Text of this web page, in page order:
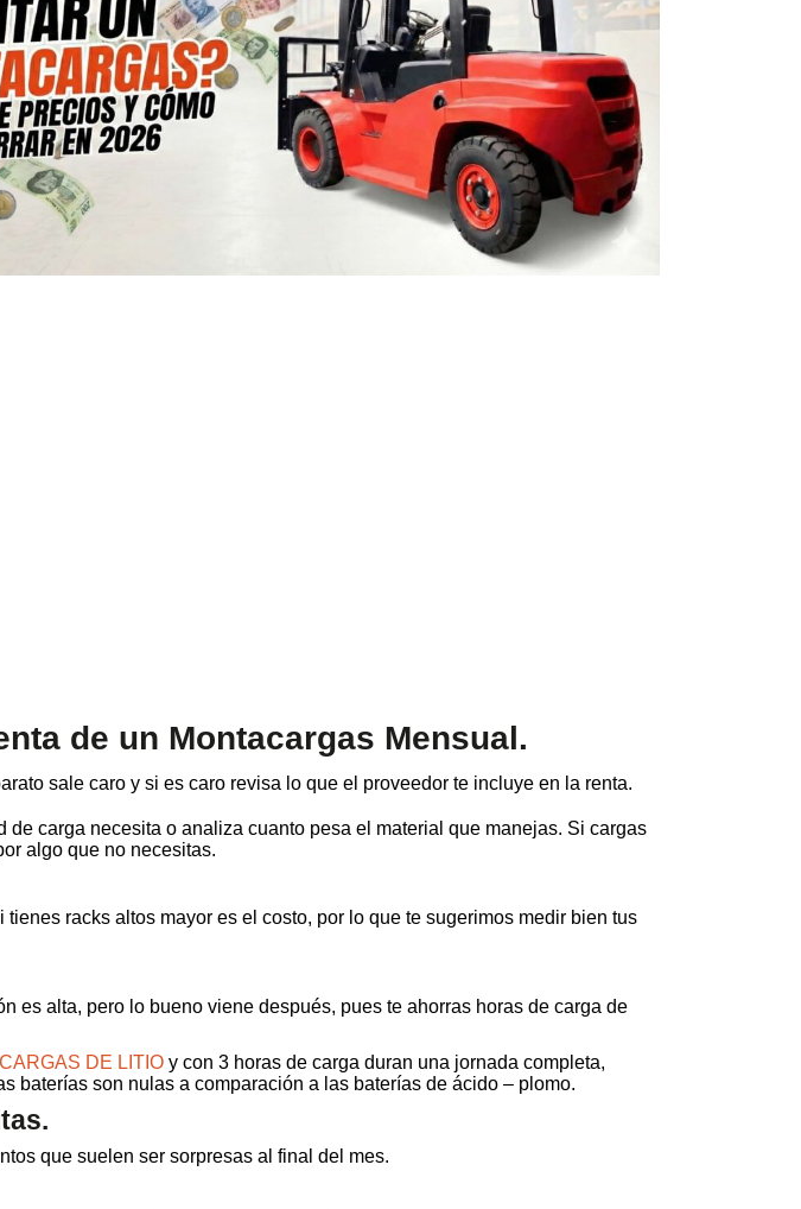
de un Montacargas Mensual.
sale caro y si es caro revisa lo que el proveedor te incluye en la renta.
carga necesita o analiza cuanto pesa el material que manejas. Si cargas
algo que no necesitas.
racks altos mayor es el costo, por lo que te sugerimos medir bien tus
es alta, pero lo bueno viene después, pues te ahorras horas de carga de
DE LITIO y con 3 horas de carga duran una jornada completa,
baterías son nulas a comparación a las baterías de ácido – plomo.
que suelen ser sorpresas al final del mes.